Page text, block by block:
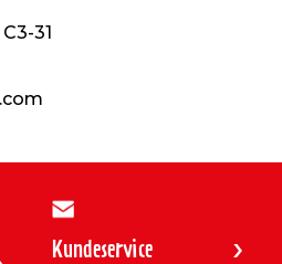
31
Kundeservice